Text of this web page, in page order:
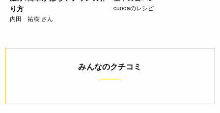
り方
内田 祐樹 さん
cuocaのレシピ
みんなのクチコミ